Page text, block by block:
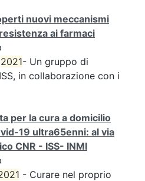
nuovi meccanismi
ai farmaci
2021- Un gruppo di
in collaborazione con i
per la cura a domicilio
19 ultra65enni: al via
CNR - ISS- INMI
- Curare nel proprio